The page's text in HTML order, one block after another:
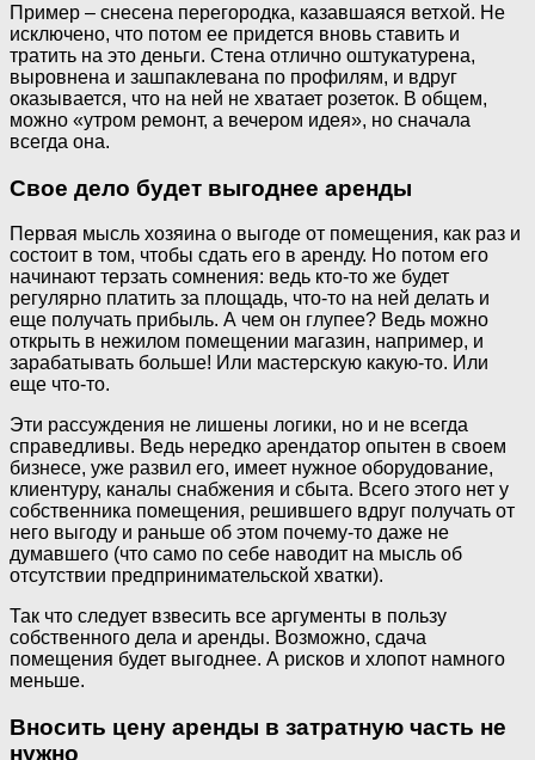
Пример – снесена перегородка, казавшаяся ветхой. Не
исключено, что потом ее придется вновь ставить и
тратить на это деньги. Стена отлично оштукатурена,
выровнена и зашпаклевана по профилям, и вдруг
оказывается, что на ней не хватает розеток. В общем,
можно «утром ремонт, а вечером идея», но сначала
всегда она.
Свое дело будет выгоднее аренды
Первая мысль хозяина о выгоде от помещения, как раз и
состоит в том, чтобы сдать его в аренду. Но потом его
начинают терзать сомнения: ведь кто-то же будет
регулярно платить за площадь, что-то на ней делать и
еще получать прибыль. А чем он глупее? Ведь можно
открыть в нежилом помещении магазин, например, и
зарабатывать больше! Или мастерскую какую-то. Или
еще что-то.
Эти рассуждения не лишены логики, но и не всегда
справедливы. Ведь нередко арендатор опытен в своем
бизнесе, уже развил его, имеет нужное оборудование,
клиентуру, каналы снабжения и сбыта. Всего этого нет у
собственника помещения, решившего вдруг получать от
него выгоду и раньше об этом почему-то даже не
думавшего (что само по себе наводит на мысль об
отсутствии предпринимательской хватки).
Так что следует взвесить все аргументы в пользу
собственного дела и аренды. Возможно, сдача
помещения будет выгоднее. А рисков и хлопот намного
меньше.
Вносить цену аренды в затратную часть не
нужно